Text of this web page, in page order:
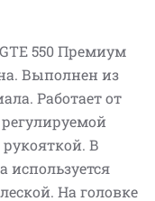
550 Премиум
Выполнен из
Работает от
В
используется
На головке